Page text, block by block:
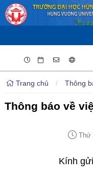
Trang chủ / Thông
Thông báo về
Thứ
Kính